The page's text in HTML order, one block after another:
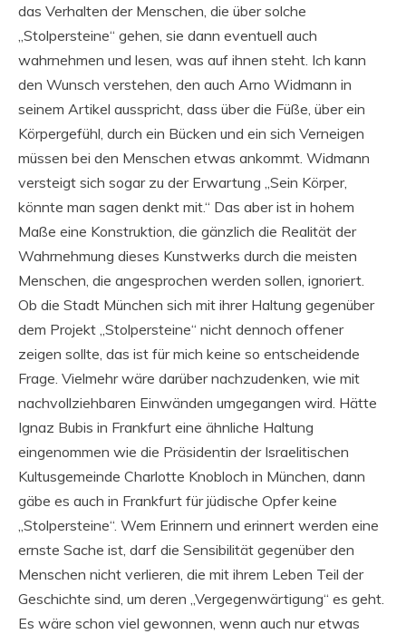
das Verhalten der Menschen, die über solche
„Stolpersteine“ gehen, sie dann eventuell auch
wahrnehmen und lesen, was auf ihnen steht. Ich kann
den Wunsch verstehen, den auch Arno Widmann in
seinem Artikel ausspricht, dass über die Füße, über ein
Körpergefühl, durch ein Bücken und ein sich Verneigen
müssen bei den Menschen etwas ankommt. Widmann
versteigt sich sogar zu der Erwartung „Sein Körper,
könnte man sagen denkt mit.“ Das aber ist in hohem
Maße eine Konstruktion, die gänzlich die Realität der
Wahrnehmung dieses Kunstwerks durch die meisten
Menschen, die angesprochen werden sollen, ignoriert.
Ob die Stadt München sich mit ihrer Haltung gegenüber
dem Projekt „Stolpersteine“ nicht dennoch offener
zeigen sollte, das ist für mich keine so entscheidende
Frage. Vielmehr wäre darüber nachzudenken, wie mit
nachvollziehbaren Einwänden umgegangen wird. Hätte
Ignaz Bubis in Frankfurt eine ähnliche Haltung
eingenommen wie die Präsidentin der Israelitischen
Kultusgemeinde Charlotte Knobloch in München, dann
gäbe es auch in Frankfurt für jüdische Opfer keine
„Stolpersteine“. Wem Erinnern und erinnert werden eine
ernste Sache ist, darf die Sensibilität gegenüber den
Menschen nicht verlieren, die mit ihrem Leben Teil der
Geschichte sind, um deren „Vergegenwärtigung“ es geht.
Es wäre schon viel gewonnen, wenn auch nur etwas